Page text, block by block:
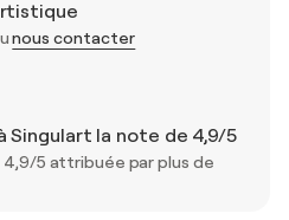
nous contacter
Singulart la note de 4,9/5
5 attribuée par plus de